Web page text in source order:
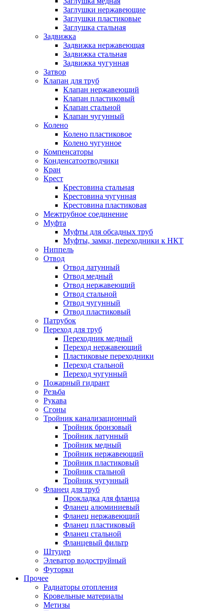
Заглушки нержавеющие
Заглушки пластиковые
Заглушка стальная
Задвижка
Задвижка нержавеющая
Задвижка стальная
Задвижка чугунная
Затвор
Клапан для труб
Клапан нержавеющий
Клапан пластиковый
Клапан стальной
Клапан чугунный
Колено
Колено пластиковое
Колено чугунное
Компенсаторы
Конденсатоотводчики
Кран
Крест
Крестовина стальная
Крестовина чугунная
Крестовина пластиковая
Межтрубное соединение
Муфта
Муфты для обсадных труб
Муфты, замки, переходники к НКТ
Ниппель
Отвод
Отвод латунный
Отвод медный
Отвод нержавеющий
Отвод стальной
Отвод чугунный
Отвод пластиковый
Патрубок
Переход для труб
Переходник медный
Переход нержавеющий
Пластиковые переходники
Переход стальной
Переход чугунный
Пожарный гидрант
Резьба
Рукава
Сгоны
Тройник канализационный
Тройник бронзовый
Тройник латунный
Тройник медный
Тройник нержавеющий
Тройник пластиковый
Тройник стальной
Тройник чугунный
Фланец для труб
Прокладка для фланца
Фланец алюминиевый
Фланец нержавеющий
Фланец пластиковый
Фланец стальной
Фланцевый фильтр
Штуцер
Элеватор водоструйный
Футорки
Прочее
Радиаторы отопления
Кровельные материалы
Метизы